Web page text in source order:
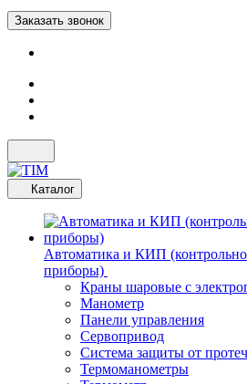
Заказать звонок
Каталог
Автоматика и КИП
приборы)
Краны шаровые с
Манометр
Панели управления
Сервопривод
Система защиты от
Термоманометры